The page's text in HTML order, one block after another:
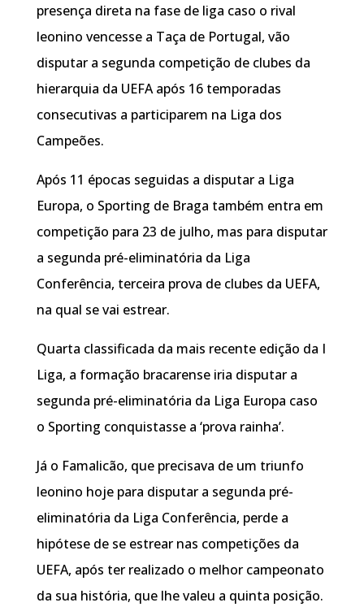
presença direta na fase de liga caso o rival
leonino vencesse a Taça de Portugal, vão
disputar a segunda competição de clubes da
hierarquia da UEFA após 16 temporadas
consecutivas a participarem na Liga dos
Campeões.
Após 11 épocas seguidas a disputar a Liga
Europa, o Sporting de Braga também entra em
competição para 23 de julho, mas para disputar
a segunda pré-eliminatória da Liga
Conferência, terceira prova de clubes da UEFA,
na qual se vai estrear.
Quarta classificada da mais recente edição da I
Liga, a formação bracarense iria disputar a
segunda pré-eliminatória da Liga Europa caso
o Sporting conquistasse a ‘prova rainha’.
Já o Famalicão, que precisava de um triunfo
leonino hoje para disputar a segunda pré-
eliminatória da Liga Conferência, perde a
hipótese de se estrear nas competições da
UEFA, após ter realizado o melhor campeonato
da sua história, que lhe valeu a quinta posição.